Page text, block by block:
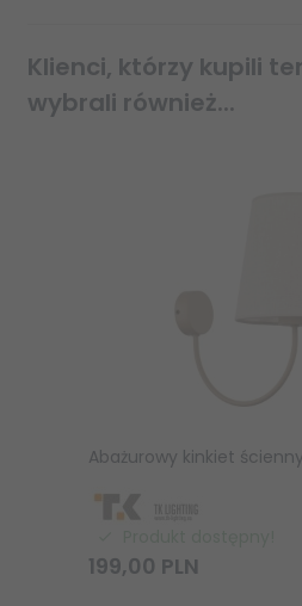
Klienci, którzy kupili
wybrali również...
199,00 PLN